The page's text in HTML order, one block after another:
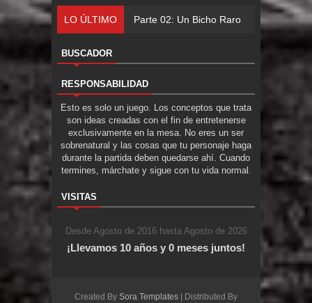
LO ÚLTIMO Parte 02: Un Bicho Raro
BUSCADOR
RESPONSABILIDAD
Esto es solo un juego. Los conceptos que trata
son ideas creadas con el fin de entretenerse
exclusivamente en la mesa. No eres un ser
sobrenatural y las cosas que tu personaje haga
durante la partida deben quedarse ahí. Cuando
termines, márchate y sigue con tu vida normal.
VISITAS
Desde Agosto de 2016 hasta Agosto de 2026
¡Llevamos 10 años y 0 meses juntos!
Created By Sora Templates | Distributed By